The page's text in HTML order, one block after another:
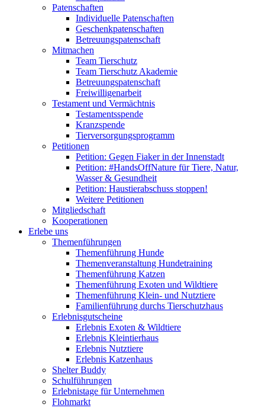
Patenschaften
Individuelle Patenschaften
Geschenkpatenschaften
Betreuungspatenschaft
Mitmachen
Team Tierschutz
Team Tierschutz Akademie
Betreuungspatenschaft
Freiwilligenarbeit
Testament und Vermächtnis
Testamentsspende
Kranzspende
Tierversorgungsprogramm
Petitionen
Petition: Gegen Fiaker in der Innenstadt
Petition: #HandsOffNature für Tiere, Natur,
Wasser & Gesundheit
Petition: Haustierabschuss stoppen!
Weitere Petitionen
Mitgliedschaft
Kooperationen
Erlebe uns
Themenführungen
Themenführung Hunde
Themenveranstaltung Hundetraining
Themenführung Katzen
Themenführung Exoten und Wildtiere
Themenführung Klein- und Nutztiere
Familienführung durchs Tierschutzhaus
Erlebnisgutscheine
Erlebnis Exoten & Wildtiere
Erlebnis Kleintierhaus
Erlebnis Nutztiere
Erlebnis Katzenhaus
Shelter Buddy
Schulführungen
Erlebnistage für Unternehmen
Flohmarkt